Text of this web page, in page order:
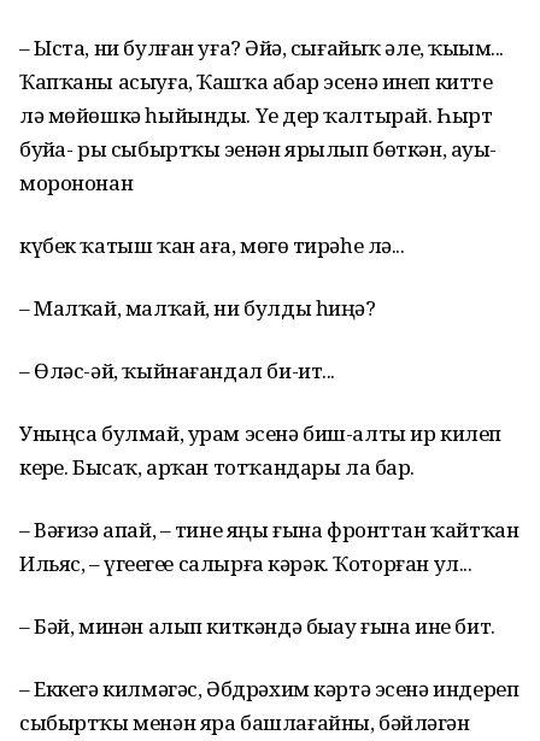
– Ыста, ни булған уға? Әйҙә, сығайыҡ әле, ҡыҙым...
Ҡапҡаны асыуға, Ҡашҡа аҙбар эсенә инеп китте
лә мөйөшкә һыйынды. Үҙе дер ҡалтырай. Һырт
буйҙа- ры сыбыртҡы эҙенән ярылып бөткән, ауыҙ-
морононан
күбек ҡатыш ҡан аға, мөгөҙ тирәһе лә...
– Малҡай, малҡай, ни булды һиңә?
– Өләс-әй, ҡыйнағандал би-ит...
Уныңса булмай, урам эсенә биш-алты ир килеп
керҙе. Бысаҡ, арҡан тотҡандары ла бар.
– Вәғизә апай, – тине яңы ғына фронттан ҡайтҡан
Ильяс, – үгеҙегеҙҙе салырға кәрәк. Ҡоторған ул...
– Бәй, минән алып киткәндә быҙау ғына ине бит.
– Еккегә килмәгәс, Әбдрәхим кәртә эсенә индереп
сыбыртҡы менән яра башлағайны, бәйләгән